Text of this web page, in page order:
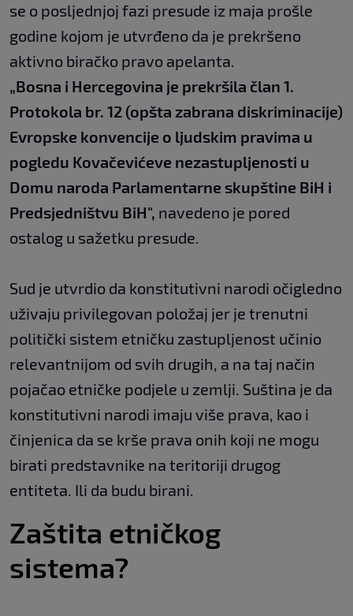
se o posljednjoj fazi presude iz maja prošle
godine kojom je utvrđeno da je prekršeno
aktivno biračko pravo apelanta.
„Bosna i Hercegovina je prekršila član 1.
Protokola br. 12 (opšta zabrana diskriminacije)
Evropske konvencije o ljudskim pravima u
pogledu Kovačevićeve nezastupljenosti u
Domu naroda Parlamentarne skupštine BiH i
Predsjedništvu BiH", navedeno je pored
ostalog u sažetku presude.
Sud je utvrdio da konstitutivni narodi očigledno
uživaju privilegovan položaj jer je trenutni
politički sistem etničku zastupljenost učinio
relevantnijom od svih drugih, a na taj način
pojačao etničke podjele u zemlji. Suština je da
konstitutivni narodi imaju više prava, kao i
činjenica da se krše prava onih koji ne mogu
birati predstavnike na teritoriji drugog
entiteta. Ili da budu birani.
Zaštita etničkog
sistema?